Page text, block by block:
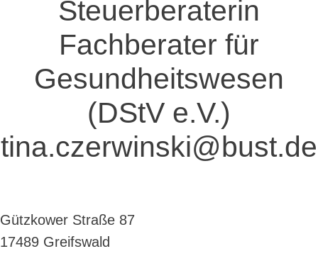
Steuerberaterin
Fachberater für
Gesundheitswesen
(DStV e.V.)
tina.czerwinski@bust.de
Gützkower Straße 87
17489 Greifswald